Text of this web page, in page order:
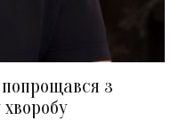
з